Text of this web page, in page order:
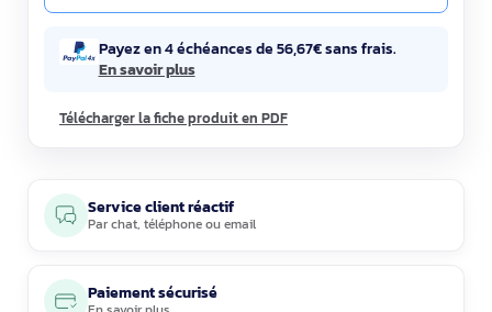
Payez en 4 échéances de 56,67€ sans frais.
En savoir plus
Télécharger la fiche produit en PDF
Service client réactif
Parchat, téléphoneouemail
Paiement sécurisé